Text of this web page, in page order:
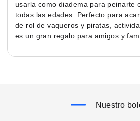
usarla como diadema para peinarte
todas las edades. Perfecto para
de rol de vaqueros y piratas,
es un gran regalo para amigos y
Nuestro